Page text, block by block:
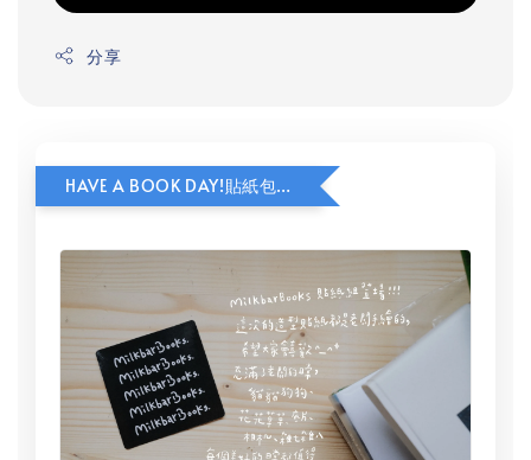
分享
HAVE A BOOK DAY!貼紙包加價購